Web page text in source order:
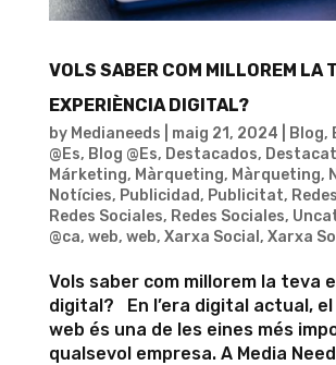
VOLS SABER COM MILLOREM LA
EXPERIÈNCIA DIGITAL?
by Medianeeds maig 21, 2024 Blog,
@Es, Blog @Es, Destacados,
Márketing, Màrqueting, Màrqueting,
Notícies, Publicidad, Publicitat,
Redes Sociales, Redes Sociales,
@ca, web, web, Xarxa Social , Xarxa
Vols saber com millorem la teva
digital? En l’era digital actual,
web és una de les eines més
qualsevol empresa. A Media